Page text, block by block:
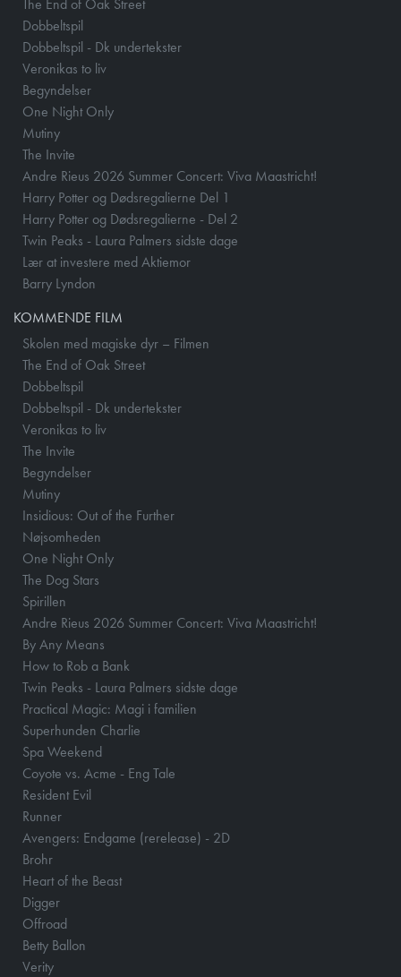
The End of Oak Street
Dobbeltspil
Dobbeltspil - Dk undertekster
Veronikas to liv
Begyndelser
One Night Only
Mutiny
The Invite
Andre Rieus 2026 Summer Concert: Viva Maastricht!
Harry Potter og Dødsregalierne Del 1
Harry Potter og Dødsregalierne - Del 2
Twin Peaks - Laura Palmers sidste dage
Lær at investere med Aktiemor
Barry Lyndon
KOMMENDE FILM
Skolen med magiske dyr – Filmen
The End of Oak Street
Dobbeltspil
Dobbeltspil - Dk undertekster
Veronikas to liv
The Invite
Begyndelser
Mutiny
Insidious: Out of the Further
Nøjsomheden
One Night Only
The Dog Stars
Spirillen
Andre Rieus 2026 Summer Concert: Viva Maastricht!
By Any Means
How to Rob a Bank
Twin Peaks - Laura Palmers sidste dage
Practical Magic: Magi i familien
Superhunden Charlie
Spa Weekend
Coyote vs. Acme - Eng Tale
Resident Evil
Runner
Avengers: Endgame (rerelease) - 2D
Brohr
Heart of the Beast
Digger
Offroad
Betty Ballon
Verity